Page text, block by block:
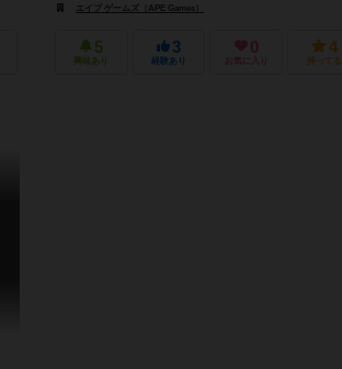
エイプ ゲームズ（APE Games）
5
興味あり
3
経験あり
0
お気に入り
4
持ってる